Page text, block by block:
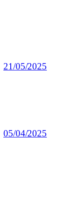
21/05/2025
05/04/2025